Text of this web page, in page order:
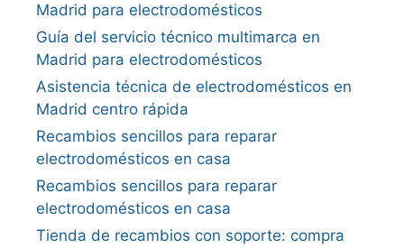
Madrid para electrodomésticos
Guía del servicio técnico multimarca en
Madrid para electrodomésticos
Asistencia técnica de electrodomésticos en
Madrid centro rápida
Recambios sencillos para reparar
electrodomésticos en casa
Recambios sencillos para reparar
electrodomésticos en casa
Tienda de recambios con soporte: compra